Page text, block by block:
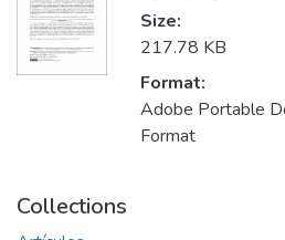
Size:
217.78 KB
Format:
Adobe Portable
Format
Collections